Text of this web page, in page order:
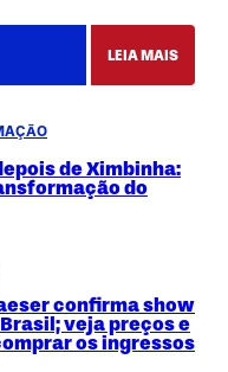
LEIA MAIS
de Ximbinha:
do
confirma show
veja preços e
os ingressos